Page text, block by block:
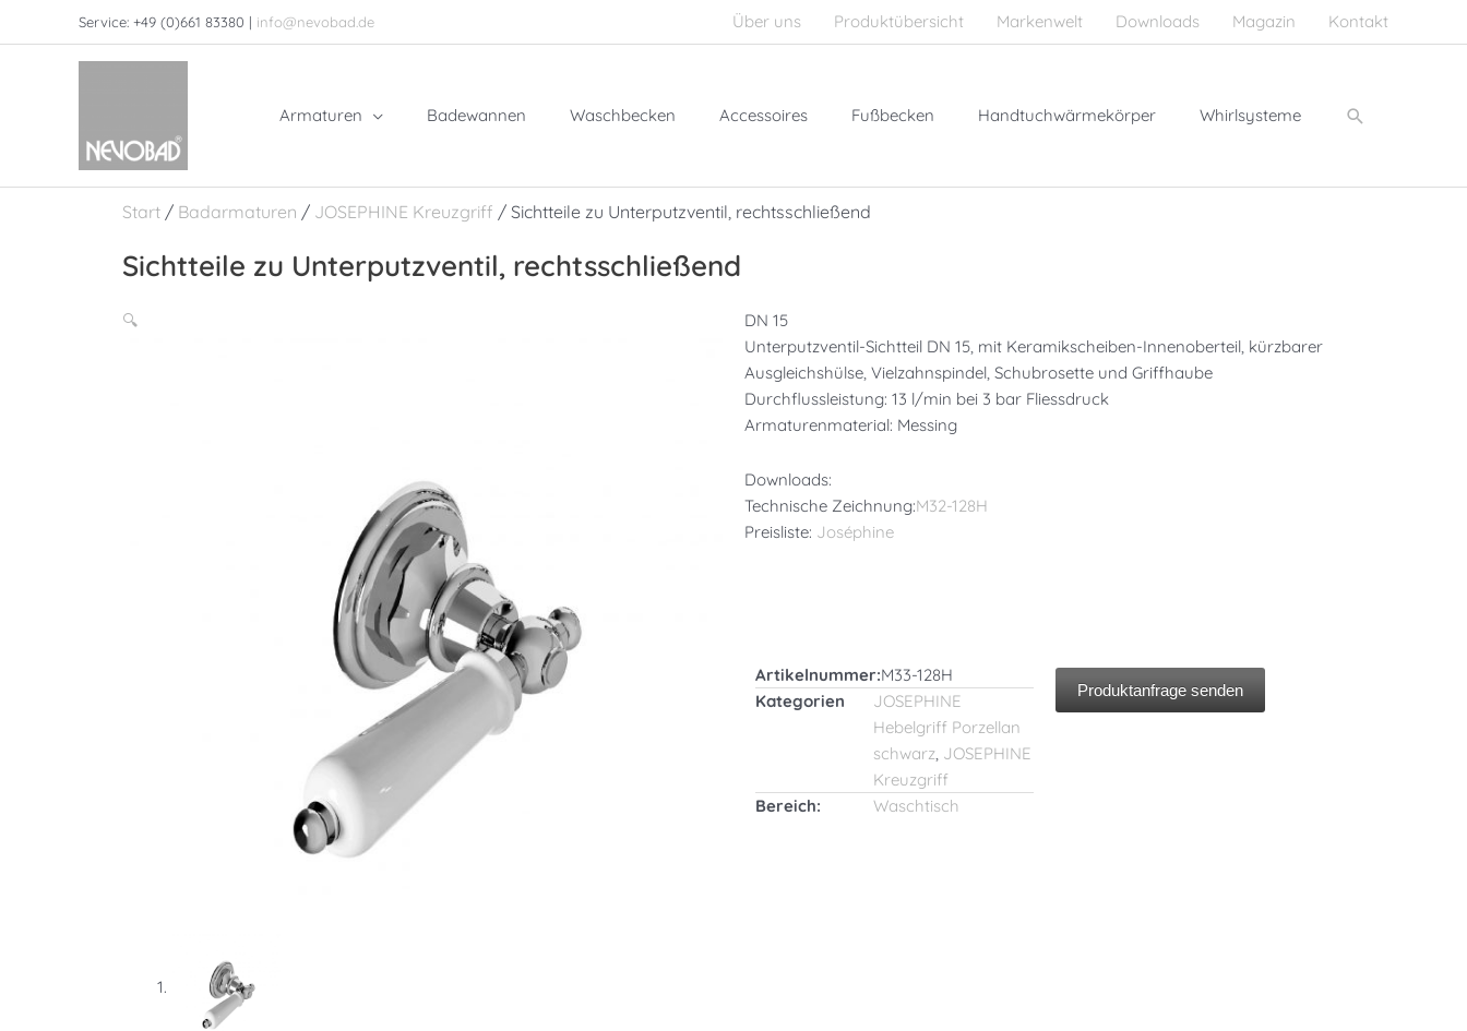
Service: +49 (0)661 83380 | info@nevobad.de Über uns Produktübersicht Markenwelt Downloads Magazin Kontakt
Armaturen Badewannen Waschbecken Accessoires Fußbecken Handtuchwärmekörper Whirlsysteme Suchen
Start / Badarmaturen / JOSEPHINE Kreuzgriff / Sichtteile zu Unterputzventil, rechtsschließend
Sichtteile zu Unterputzventil, rechtsschließend
🔍
DN 15
Unterputzventil-Sichtteil DN 15, mit Keramikscheiben-Innenoberteil, kürzbarer
Ausgleichshülse, Vielzahnspindel, Schubrosette und Griffhaube
Durchflussleistung: 13 l/min bei 3 bar Fliessdruck
Armaturenmaterial: Messing
Downloads:
Technische Zeichnung:M32-128H
Preisliste: Joséphine
Artikelnummer:M33-128H
Kategorien
JOSEPHINE
Hebelgriff Porzellan
schwarz JOSEPHINE
Kreuzgriff
Bereich:
Waschtisch
Produktanfrage senden